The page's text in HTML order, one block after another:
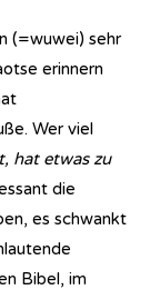
(=wuwei) sehr
erinnern
Wer viel
hat etwas zu
die
es schwankt
Bibel, im